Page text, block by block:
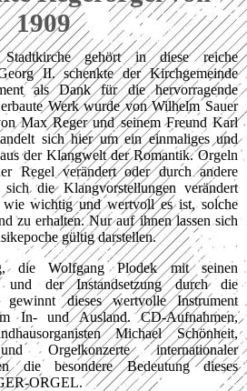
1909
gehört in diese reiche
II. schenkte der Kirchgemeinde
als Dank für die hervorragende
Werk wurde von Wilhelm Sauer
Max Reger und seinem Freund Karl
sich hier um ein einmaliges und
der Klangwelt der Romantik. Orgeln
Regel verändert oder durch andere
die Klangvorstellungen verändert
wichtig und wertvoll es ist, solche
zu erhalten. Nur auf ihnen lassen sich
gültig darstellen.
die Wolfgang Plodek mit seinen
und der Instandsetzung durch die
gewinnt dieses wertvolle Instrument
In- und Ausland. CD-Aufnahmen,
Michael Schönheit,
Orgelkonzerte internationaler
die besondere Bedeutung dieses
ORGEL.